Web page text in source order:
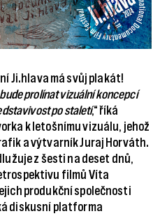
Ji.hlava má svůj plakát!
prolínat vizuální koncepcí
po staletí,“ říká
k letošnímu vizuálu, jehož
a výtvarník Juraj Horváth.
z šesti na deset dnů,
filmů Víta
produkční společnosti
diskusní platforma